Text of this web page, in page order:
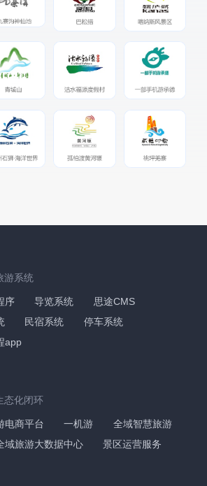
游系统
序 导览系统
思途CMS
民宿系统
停车系统
app
态化闭环
电商平台 一机游
全域智慧旅游
域旅游大数据中心
景区运营服务